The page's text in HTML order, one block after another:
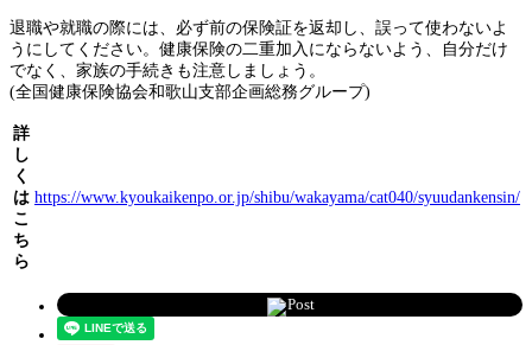
退職や就職の際には、必ず前の保険証を返却し、誤って使わないよ
うにしてください。健康保険の二重加入にならないよう、自分だけ
でなく、家族の手続きも注意しましょう。
(全国健康保険協会和歌山支部企画総務グループ)
詳
し
く
は
こ
ち
ら
https://www.kyoukaikenpo.or.jp/shibu/wakayama/cat040/syuudankensin/
Post